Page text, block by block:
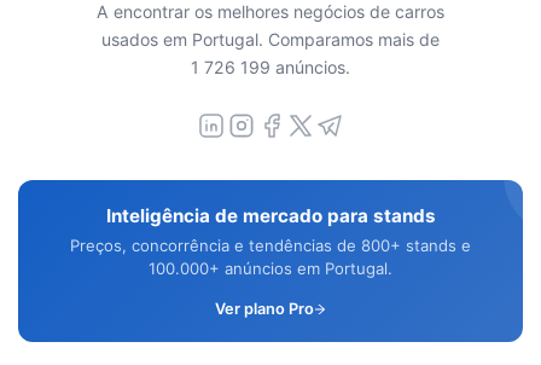
A encontrar os melhores negócios de carros
usados em Portugal. Comparamos mais de
1 726 199 anúncios.
Inteligência de mercado para stands
Preços, concorrência e tendências de 800+ stands e
100.000+ anúncios em Portugal.
Ver plano Pro